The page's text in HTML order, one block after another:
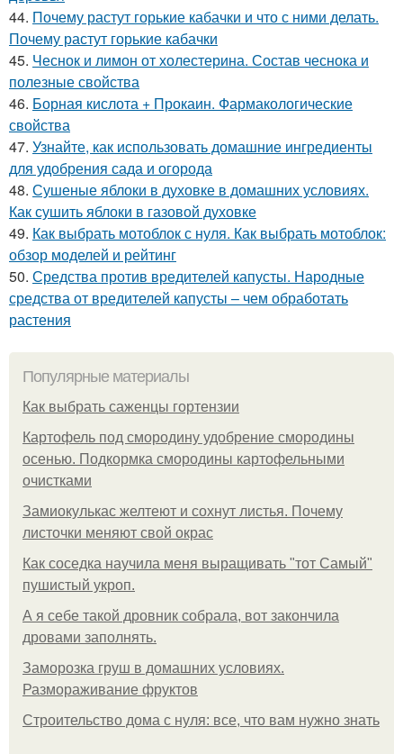
44. Почему растут горькие кабачки и что с ними делать.
Почему растут горькие кабачки
45. Чеснок и лимон от холестерина. Состав чеснока и
полезные свойства
46. Борная кислота + Прокаин. Фармакологические
свойства
47. Узнайте, как использовать домашние ингредиенты
для удобрения сада и огорода
48. Сушеные яблоки в духовке в домашних условиях.
Как сушить яблоки в газовой духовке
49. Как выбрать мотоблок с нуля. Как выбрать мотоблок:
обзор моделей и рейтинг
50. Средства против вредителей капусты. Народные
средства от вредителей капусты – чем обработать
растения
Популярные материалы
Как выбрать саженцы гортензии
Картофель под смородину удобрение смородины
осенью. Подкормка смородины картофельными
очистками
Замиокулькас желтеют и сохнут листья. Почему
листочки меняют свой окрас
Как соседка научила меня выращивать "тот Самый"
пушистый укроп.
А я себе такой дровник собрала, вот закончила
дровами заполнять.
Заморозка груш в домашних условиях.
Размораживание фруктов
Строительство дома с нуля: все, что вам нужно знать